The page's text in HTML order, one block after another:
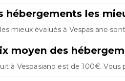
hébergements les
mieux évalués à Vespasiano sont
moyen des
à Vespasiano est de 100€.